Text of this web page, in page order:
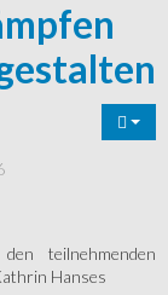
teilnehmenden
Hanses